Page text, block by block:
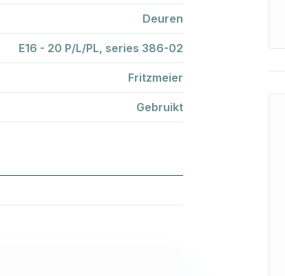
Deuren
E16 - 20 P/L/PL, series 386-02
Fritzmeier
Gebruikt